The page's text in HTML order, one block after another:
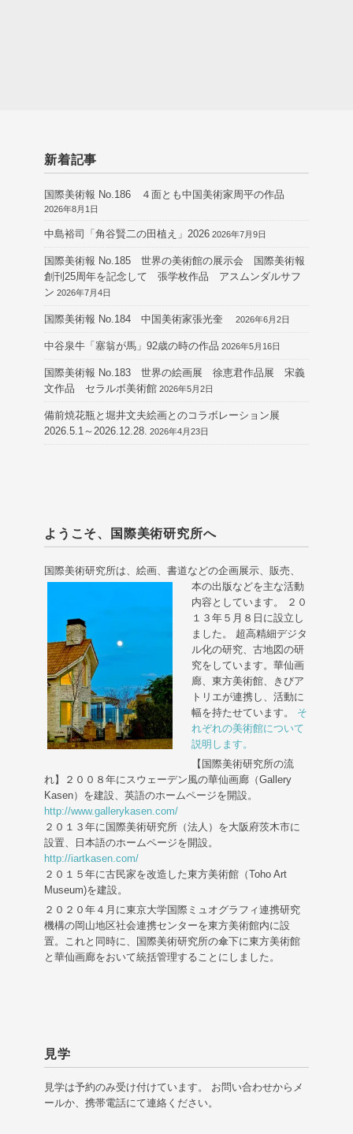
新着記事
国際美術報 No.186 ４面とも中国美術家周平の作品
2026年8月1日
中島裕司「角谷賢二の田植え」2026 2026年7月9日
国際美術報 No.185 世界の美術館の展示会 国際美術報
創刊25周年を記念して 張学枚作品 アスムンダルサフ
ン 2026年7月4日
国際美術報 No.184 中国美術家張光奎 2026年6月2日
中谷泉牛「塞翁が馬」92歳の時の作品 2026年5月16日
国際美術報 No.183 世界の絵画展 徐恵君作品展 宋義
文作品 セラルボ美術館 2026年5月2日
備前焼花瓶と堀井文夫絵画とのコラボレーション展
2026.5.1～2026.12.28. 2026年4月23日
ようこそ、国際美術研究所へ
国際美術研究所は、絵画、書道などの企画展示、販売、
本の出版などを主な活動
内容としています。 ２０
１３年５月８日に設立し
ました。 超高精細デジタ
ル化の研究、古地図の研
究をしています。華仙画
廊、東方美術館、きびア
トリエが連携し、活動に
幅を持たせています。 そ
れぞれの美術館について
説明します。
【国際美術研究所の流
れ】２００８年にスウェーデン風の華仙画廊（Gallery
Kasen）を建設、英語のホームページを開設。
http://www.gallerykasen.com/
２０１３年に国際美術研究所（法人）を大阪府茨木市に
設置、日本語のホームページを開設。
http://iartkasen.com/
２０１５年に古民家を改造した東方美術館（Toho Art
Museum)を建設。
２０２０年４月に東京大学国際ミュオグラフィ連携研究
機構の岡山地区社会連携センターを東方美術館内に設
置。これと同時に、国際美術研究所の傘下に東方美術館
と華仙画廊をおいて統括管理することにしました。
見学
見学は予約のみ受け付けています。 お問い合わせからメ
ールか、携帯電話にて連絡ください。